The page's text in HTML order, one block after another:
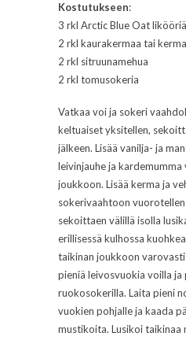
Kostutukseen:
3 rkl Arctic Blue Oat likööriä
2 rkl kaurakermaa tai
2 rkl sitruunamehua
2 rkl tomusokeria
Vatkaa voi ja sokeri
keltuaiset yksitellen,
jälkeen. Lisää vanilja- ja
leivinjauhe ja kardemumma
joukkoon. Lisää kerma ja
sokerivaahtoon vuorotellen
sekoittaen välillä isolla
erillisessä kulhossa
taikinan joukkoon
pieniä leivosvuokia voilla
ruokosokerilla. Laita pieni
vuokien pohjalle ja kaada
mustikoita. Lusikoi taikinaa